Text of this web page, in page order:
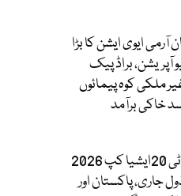
آرمی ایوی ایشن کا بڑا
آپریشن، براڈ پیک
ملکی کوہ پیمائوں
خاکی برآمد
ویمنز ٹی 20ایشیا کپ 2026
جاری، پاکستان اور